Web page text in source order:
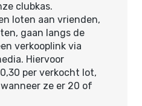
clubkas.
loten aan vrienden,
gaan langs de
verkooplink via
Hiervoor
per verkocht lot,
ze er 20 of